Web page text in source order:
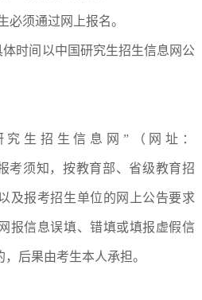
必须通过网上报名。
时间以中国研究生招生信息网公
生招生信息网”（网址：
考须知，按教育部、省级教育招
及报考招生单位的网上公告要求
报信息误填、错填或填报虚假信
后果由考生本人承担。